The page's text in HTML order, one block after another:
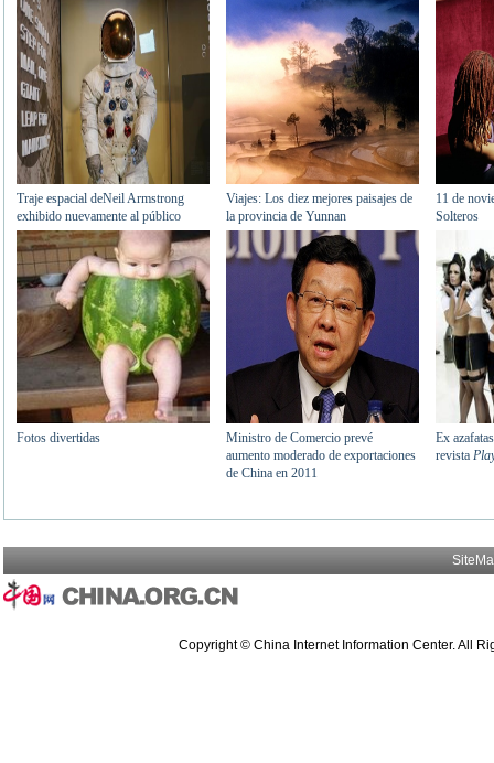
Copyright © China Internet Information Center. All